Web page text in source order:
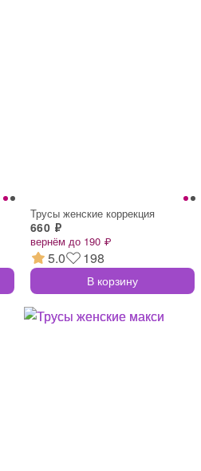
Трусы женские коррекция
660 ₽
вернём до 190 ₽
5.0 198
В корзину